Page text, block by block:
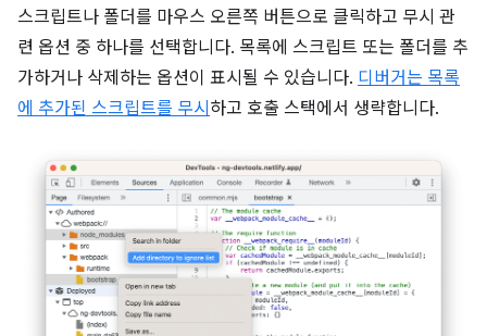
스크립트나 폴더를 마우스 오른쪽 버튼으로 클릭하고 무시 관
련 옵션 중 하나를 선택합니다. 목록에 스크립트 또는 폴더를 추
가하거나 삭제하는 옵션이 표시될 수 있습니다. 디버거는 목록
에 추가된 스크립트를 무시 하고 호출 스택에서 생략합니다.